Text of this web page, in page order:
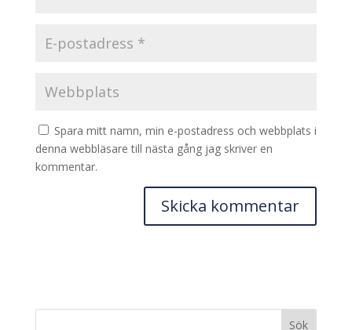
Spara mitt namn, min e-postadress och webbplats i
denna webbläsare till nästa gång jag skriver en
kommentar.